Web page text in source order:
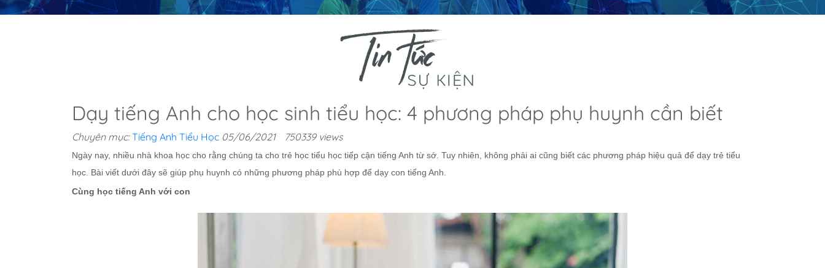
Dạy tiếng Anh cho học sinh tiểu học: 4 phương pháp phụ huynh cần biết
Chuyên mục:Tiếng Anh Tiểu Học 05/06/2021 750339 views
Ngày nay, nhiều nhà khoa học cho rằng chúng ta cho trẻ học tiểu học tiếp cận tiếng Anh từ sớ. Tuy nhiên, không phải ai cũng biết các phương pháp hiệu quả để dạy trẻ tiểu
học. Bài viết dưới đây sẽ giúp phụ huynh có những phương pháp phù hợp để dạy con tiếng Anh.
Cùng học tiếng Anh với con